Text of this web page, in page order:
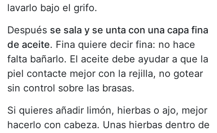
lavarlo bajo el grifo.
Después se sala y se unta con una capa fina
de aceite. Fina quiere decir fina: no hace
falta bañarlo. El aceite debe ayudar a que la
piel contacte mejor con la rejilla, no gotear
sin control sobre las brasas.
Si quieres añadir limón, hierbas o ajo, mejor
hacerlo con cabeza. Unas hierbas dentro de